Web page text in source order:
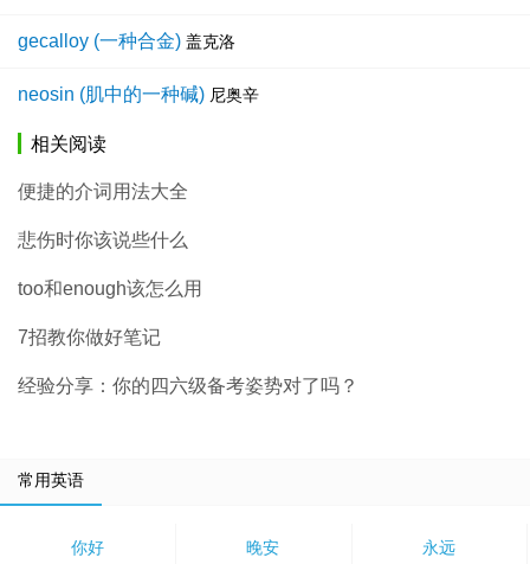
gecalloy (一种合金) 盖克洛
neosin (肌中的一种碱) 尼奥辛
相关阅读
便捷的介词用法大全
悲伤时你该说些什么
too和enough该怎么用
7招教你做好笔记
经验分享：你的四六级备考姿势对了吗？
常用英语
你好 晚安 永远